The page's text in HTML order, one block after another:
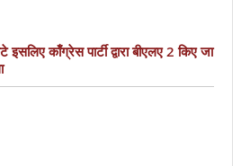
काँग्रेस पार्टी द्वारा बीएलए 2 किए जा